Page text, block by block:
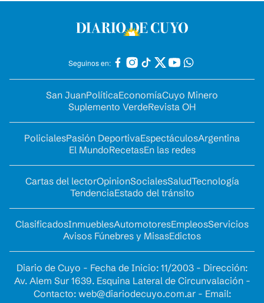
Seguinos en:
San JuanPolíticaEconomíaCuyo Minero
Suplemento VerdeRevista OH
PolicialesPasión DeportivaEspectáculosArgentina
El MundoRecetasEn las redes
Cartas del lectorOpinionSocialesSaludTecnología
TendenciaEstado del tránsito
ClasificadosInmueblesAutomotoresEmpleosServicios
Avisos Fúnebres y MisasEdictos
Diario de Cuyo - Fecha de Inicio: 11/2003 - Dirección:
Av. Alem Sur 1639. Esquina Lateral de Circunvalación -
Contacto: web@diariodecuyo.com.ar- Email: